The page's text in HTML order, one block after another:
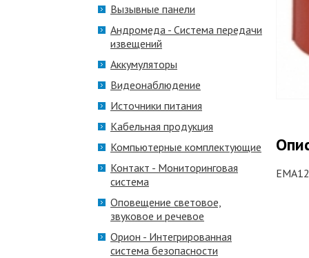
Вызывные панели
Андромеда - Система передачи
извещений
Аккумуляторы
Видеонаблюдение
Источники питания
Кабельная продукция
Компьютерные комплектующие
Контакт - Мониторинговая
система
Оповещение световое,
звуковое и речевое
Орион - Интегрированная
система безопасности